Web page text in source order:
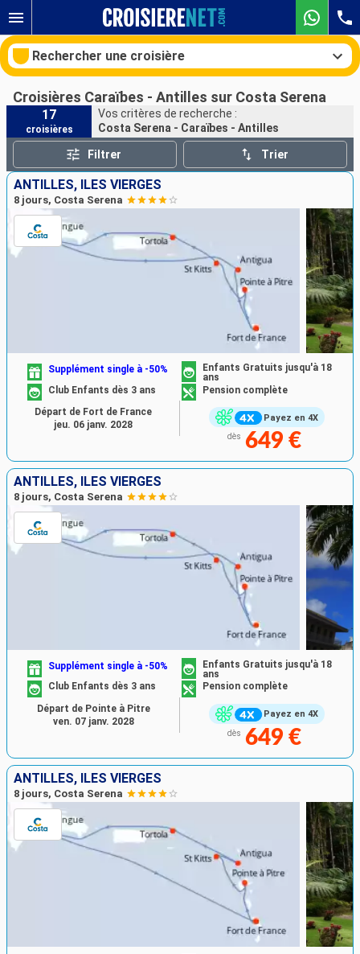
Rechercher une croisière
Nos destinations
Mois de départ
Ports
Rechercher
Croisières Caraïbes - Antilles sur Costa Serena
17
croisières
Vos critères de recherche :
Costa Serena - Caraïbes - Antilles
Filtrer Trier
ANTILLES, ILES VIERGES
8 jours, Costa Serena
Payez en 4X
Supplément single à -50%
Enfants Gratuits jusqu'à 18
ans
Club Enfants dès 3 ans
Pension complète
dès 649 €
Départ de Fort de France
jeu. 06 janv. 2028
ANTILLES, ILES VIERGES
8 jours, Costa Serena
Payez en 4X
Supplément single à -50%
Enfants Gratuits jusqu'à 18
ans
Club Enfants dès 3 ans
Pension complète
dès 649 €
Départ de Pointe à Pitre
ven. 07 janv. 2028
ANTILLES, ILES VIERGES
8 jours, Costa Serena